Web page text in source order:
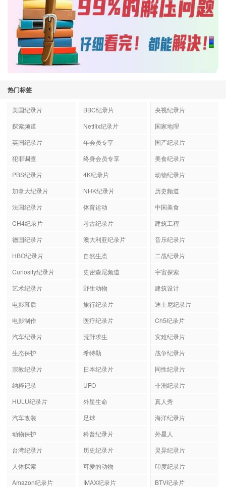
热门标签
美国纪录片 BBC纪录片
央视纪录片
探索频道
Netflix纪录片
国家地理
英国纪录片
年会员专享
国产纪录片
犯罪调查
终身会员专享
美食纪录片
PBS纪录片
4K纪录片
动物纪录片
加拿大纪录片
NHK纪录片
历史频道
法国纪录片
体育运动
中国美食
CH4纪录片
考古纪录片
建筑工程
德国纪录片
澳大利亚纪录片
音乐纪录片
HBO纪录片
自然生态
二战纪录片
Curiosity纪录片
史密森尼频道
宇宙探索
艺术纪录片
野生动物
建筑设计
电影幕后
旅行纪录片
迪士尼纪录片
电影制作
医疗纪录片
Ch5纪录片
汽车纪录片
荒野求生
灾难纪录片
生态保护
希特勒
战争纪录片
宗教纪录片
日本纪录片
同性纪录片
纳粹记录
UFO
非洲纪录片
HULU纪录片
外星生命
真人秀
汽车改装
足球
海洋纪录片
动物保护
科普纪录片
外星人
台湾纪录片
历史纪录片
灵异纪录片
人体探索
可爱的动物
印度纪录片
Amazon纪录片
IMAX纪录片
BTV纪录片